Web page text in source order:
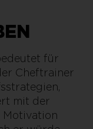
für
Cheftrainer
mit der
Motivation